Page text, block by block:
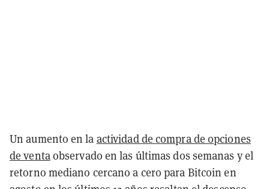
Un aumento en la actividad de compra de opciones
de ventaobservado en las últimas dos semanas y el
retorno mediano cercano a cero para Bitcoin en